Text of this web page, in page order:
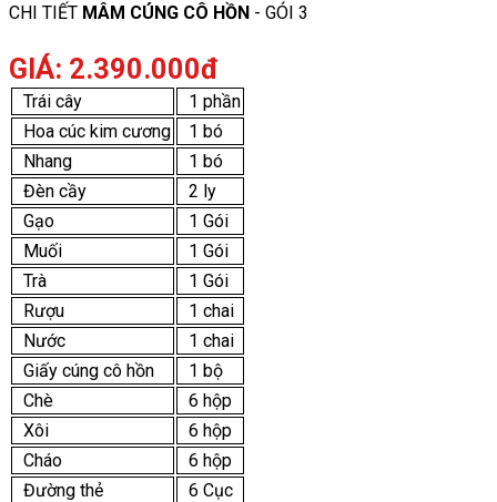
CHI TIẾT MÂM CÚNG CÔ HỒN - GÓI 3
GIÁ: 2.390.000đ
Trái cây
1 phần
Hoa cúc kim cương
1 bó
Nhang
1 bó
Đèn cầy
2 ly
Gạo
1 Gói
Muối
1 Gói
Trà
1 Gói
Rượu
1 chai
Nước
1 chai
Giấy cúng cô hồn
1 bộ
Chè
6 hộp
Xôi
6 hộp
Cháo
6 hộp
Đường thẻ
6 Cục